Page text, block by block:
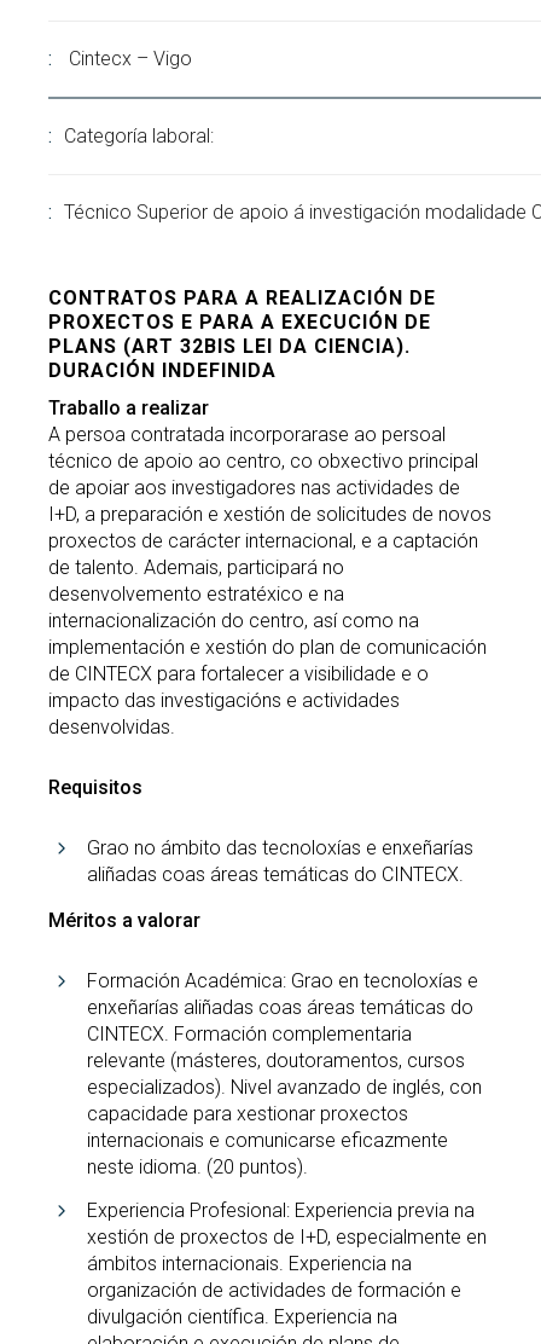
Cintecx – Vigo
Categoría laboral:
Técnico Superior de apoio á investigación modalidade
CONTRATOS PARA A REALIZACIÓN DE
PROXECTOS E PARA A EXECUCIÓN DE
PLANS (ART 32BIS LEI DA CIENCIA).
DURACIÓN INDEFINIDA
Traballo a realizar
A persoa contratada incorporarase ao persoal
técnico de apoio ao centro, co obxectivo principal
de apoiar aos investigadores nas actividades de
I+D, a preparación e xestión de solicitudes de novos
proxectos de carácter internacional, e a captación
de talento. Ademais, participará no
desenvolvemento estratéxico e na
internacionalización do centro, así como na
implementación e xestión do plan de comunicación
de CINTECX para fortalecer a visibilidade e o
impacto das investigacións e actividades
desenvolvidas.
Requisitos
Grao no ámbito das tecnoloxías e enxeñarías
aliñadas coas áreas temáticas do CINTECX.
Méritos a valorar
Formación Académica: Grao en tecnoloxías e
enxeñarías aliñadas coas áreas temáticas do
CINTECX. Formación complementaria
relevante (másteres, doutoramentos, cursos
especializados). Nivel avanzado de inglés, con
capacidade para xestionar proxectos
internacionais e comunicarse eficazmente
neste idioma. (20 puntos).
Experiencia Profesional: Experiencia previa na
xestión de proxectos de I+D, especialmente en
ámbitos internacionais. Experiencia na
organización de actividades de formación e
divulgación científica. Experiencia na